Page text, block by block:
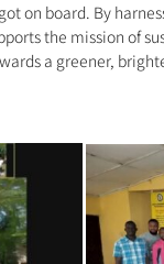
on board. By
the mission of
a greener,